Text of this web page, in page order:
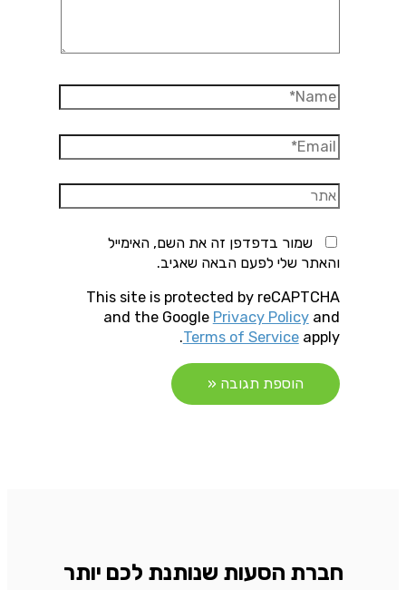
Name*
Email*
אתר
שמור בדפדפן זה את השם, האימייל
והאתר שלי לפעם הבאה שאגיב.
This site is protected by reCAPTCHA
and the Google Privacy Policyand
Terms of Serviceapply.
חברת הסעות שנותנת לכם יותר